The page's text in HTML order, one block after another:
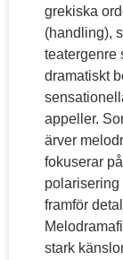
grekiska
(handling),
teatergenre
dramatiskt
appeller.
ärver
fokuserar
polarisering
framför
stark